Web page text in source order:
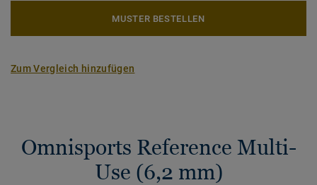
MUSTER BESTELLEN
Zum Vergleich hinzufügen
Omnisports Reference Multi-
Use (6,2 mm)